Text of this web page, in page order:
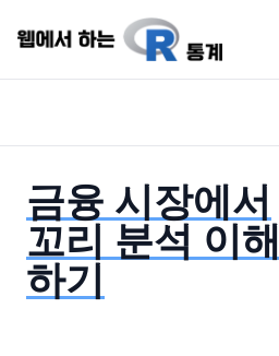
금융 시장에서
꼬리 분석 이해
하기